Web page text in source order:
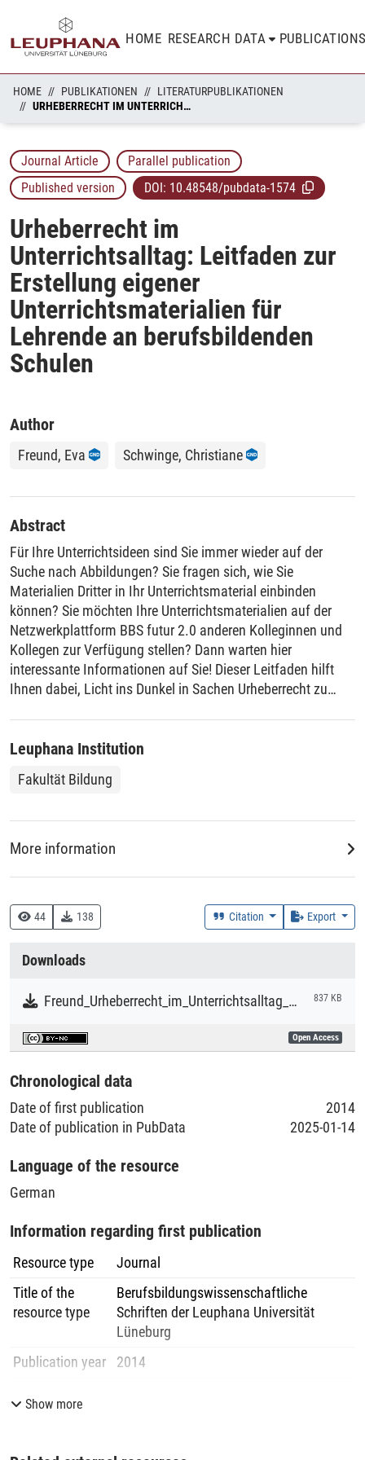
HOME RESEARCH DATA
HOME PUBLIKATIONEN
LITERATURPUBLIKATIONEN
URHEBERRECHT IM UNTERRICHTSALLTAG: LEITFADEN ZUR ERSTELLUNG EIGENER UNTERRICHTSMATERIALIEN FÜR LEHRENDE AN BERUFSBILDENDEN SCHULEN
Journal Article
Parallel publication
Published version
DOI: 10.48548/pubdata-1574
Urheberrecht im
Unterrichtsalltag: Leitfaden zur
Erstellung eigener
Unterrichtsmaterialien für
Lehrende an berufsbildenden
Schulen
44 138 Citation Export
Downloads
Freund_Urheberrecht_im_Unterrichtsalltag_Leitfaden.pdf 837 KB
Open Access
Chronological data
Date of first publication
2014
Date of publication in PubData
2025-01-14
Language of the resource
German
Information regarding first publication
Resource type
Journal
Title of the
resource type
Berufsbildungswissenschaftliche
Schriften der Leuphana Universität
Lüneburg
Publication year
2014
Publisher
Show more
Author
Freund, Eva Schwinge, Christiane
Abstract
Für Ihre Unterrichtsideen sind Sie immer wieder auf der
Suche nach Abbildungen? Sie fragen sich, wie Sie
Materialien Dritter in Ihr Unterrichtsmaterial einbinden
können? Sie möchten Ihre Unterrichtsmaterialien auf der
Netzwerkplattform BBS futur 2.0 anderen Kolleginnen und
Kollegen zur Verfügung stellen? Dann warten hier
interessante Informationen auf Sie! Dieser Leitfaden hilft
Ihnen dabei, Licht ins Dunkel in Sachen Urheberrecht zu
Leuphana Institution
Fakultät Bildung
More information
Research
Collections